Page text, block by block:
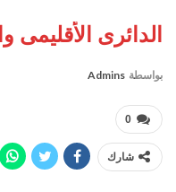
الدائرى
بواسطة Admins
0
شارك